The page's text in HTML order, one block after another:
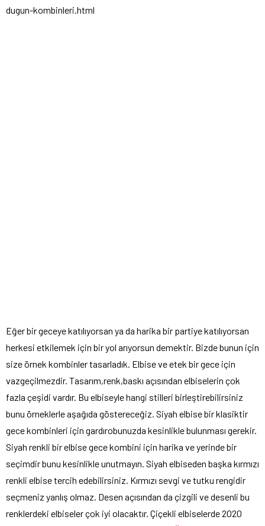
dugun-kombinleri.html
Eğer bir geceye katılıyorsan ya da harika bir partiye katılıyorsan
herkesi etkilemek için bir yol arıyorsun demektir. Bizde bunun için
size örnek kombinler tasarladık. Elbise ve etek bir gece için
vazgeçilmezdir. Tasarım,renk,baskı açısından elbiselerin çok
fazla çeşidi vardır. Bu elbiseyle hangi stilleri birleştirebilirsiniz
bunu örneklerle aşağıda göstereceğiz. Siyah elbise bir klasiktir
gece kombinleri için gardırobunuzda kesinlikle bulunması gerekir.
Siyah renkli bir elbise gece kombini için harika ve yerinde bir
seçimdir bunu kesinlikle unutmayın. Siyah elbiseden başka kırmızı
renkli elbise tercih edebilirsiniz. Kırmızı sevgi ve tutku rengidir
seçmeniz yanlış olmaz. Desen açısından da çizgili ve desenli bu
renklerdeki elbiseler çok iyi olacaktır. Çiçekli elbiselerde 2020